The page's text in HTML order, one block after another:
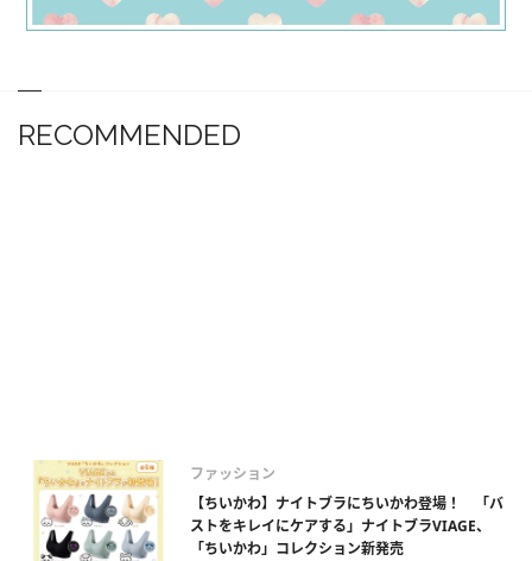
RECOMMENDED
ファッション
【ちいかわ】ナイトブラにちいかわ登場！ 「バ
ストをキレイにケアする」ナイトブラVIAGE、
「ちいかわ」コレクション新発売